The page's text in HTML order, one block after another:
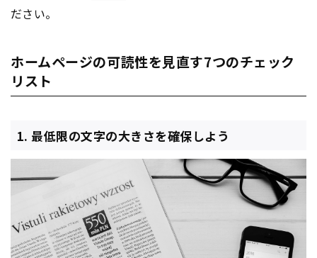
ださい。
ホームページの可読性を見直す7つのチェック
リスト
1. 最低限の文字の大きさを確保しよう